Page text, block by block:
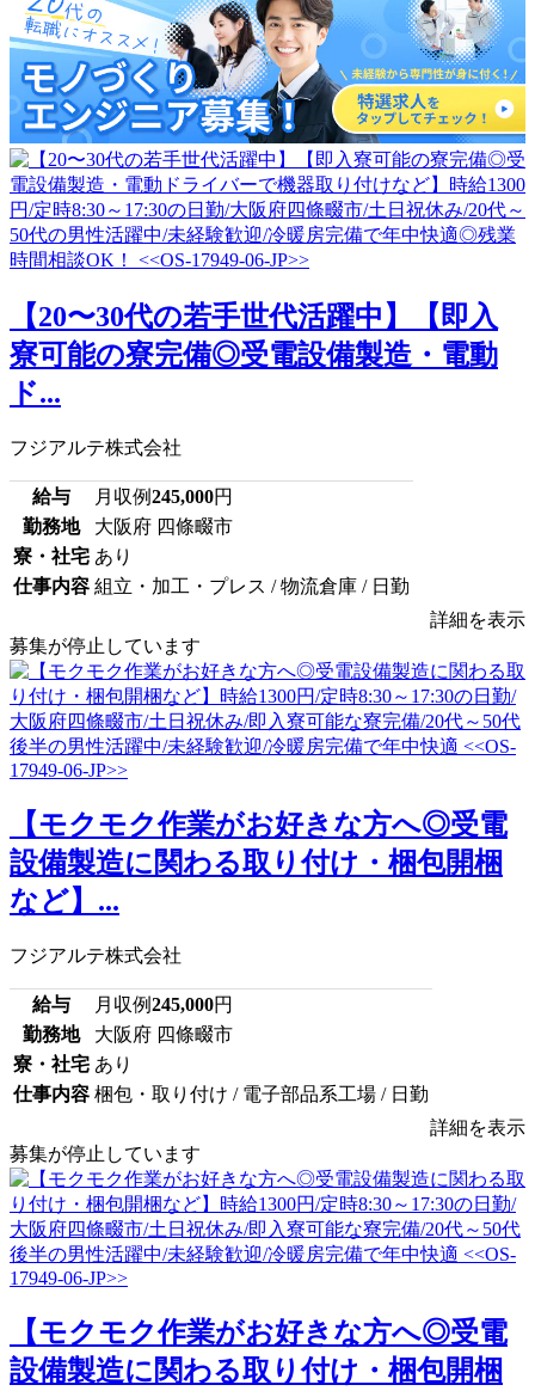
【20〜30代の若手世代活躍中】【即入
寮可能の寮完備◎受電設備製造・電動
ド...
フジアルテ株式会社
給与 月収例245,000円
勤務地
大阪府 四條畷市
寮・社宅 あり
仕事内容 組立・加工・プレス / 物流倉庫 / 日勤
詳細を表示
募集が停止しています
【モクモク作業がお好きな方へ◎受電
設備製造に関わる取り付け・梱包開梱
など】...
フジアルテ株式会社
給与 月収例245,000円
勤務地
大阪府 四條畷市
寮・社宅 あり
仕事内容 梱包・取り付け / 電子部品系工場 / 日勤
詳細を表示
募集が停止しています
【モクモク作業がお好きな方へ◎受電
設備製造に関わる取り付け・梱包開梱